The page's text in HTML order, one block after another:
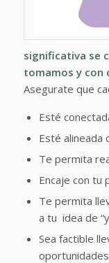
significativa se
tomamos y con
Asegurate que
Esté
Esté alineada
Te permita
Encaje con tu
Te permita
a tu idea de
Sea factible